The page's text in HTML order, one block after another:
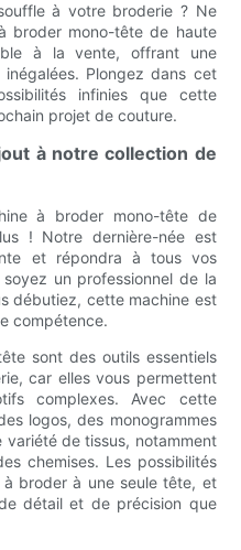
à votre broderie ? Ne
broder mono-tête de haute
à la vente, offrant une
Plongez dans cet
infinies que cette
projet de couture.
à notre collection de
à broder mono-tête de
! Notre dernière-née est
et répondra à tous vos
un professionnel de la
débutiez, cette machine est
compétence.
sont des outils essentiels
car elles vous permettent
complexes. Avec cette
logos, des monogrammes
de tissus, notamment
chemises. Les possibilités
broder à une seule tête, et
détail et de précision que